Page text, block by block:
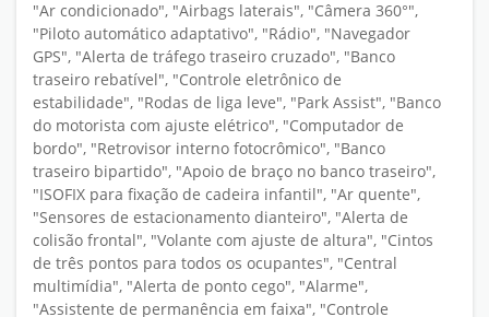
"Ar condicionado", "Airbags laterais", "Câmera 360°",
"Piloto automático adaptativo", "Rádio", "Navegador
GPS", "Alerta de tráfego traseiro cruzado", "Banco
traseiro rebatível", "Controle eletrônico de
estabilidade", "Rodas de liga leve", "Park Assist", "Banco
do motorista com ajuste elétrico", "Computador de
bordo", "Retrovisor interno fotocrômico", "Banco
traseiro bipartido", "Apoio de braço no banco traseiro",
"ISOFIX para fixação de cadeira infantil", "Ar quente",
"Sensores de estacionamento dianteiro", "Alerta de
colisão frontal", "Volante com ajuste de altura", "Cintos
de três pontos para todos os ocupantes", "Central
multimídia", "Alerta de ponto cego", "Alarme",
"Assistente de permanência em faixa", "Controle